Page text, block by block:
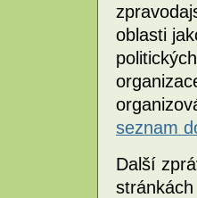
oblasti
seznam
Další
stránkách